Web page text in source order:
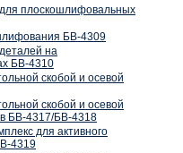
плоскошлифовальных
БВ-4309
на
БВ-4310
скобой и осевой
скобой и осевой
БВ-4317/БВ-4318
для активного
4319